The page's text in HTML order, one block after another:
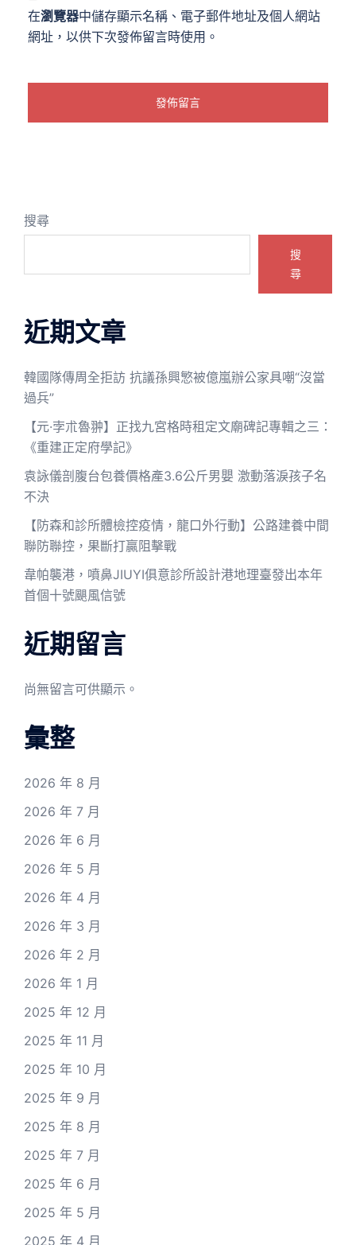
在瀏覽器中儲存顯示名稱、電子郵件地址及個人網站
網址，以供下次發佈留言時使用。
搜尋
搜
尋
近期文章
韓國隊傳周全拒訪 抗議孫興慜被億嵐辦公家具嘲“沒當
過兵”
【元·孛朮魯翀】正找九宮格時租定文廟碑記專輯之三：
《重建正定府學記》
袁詠儀剖腹台包養價格產3.6公斤男嬰 激動落淚孩子名
不決
【防森和診所體檢控疫情，龍口外行動】公路建養中間
聯防聯控，果斷打贏阻擊戰
韋帕襲港，噴鼻JIUYI俱意診所設計港地理臺發出本年
首個十號颶風信號
近期留言
尚無留言可供顯示。
彙整
2026 年 8 月
2026 年 7 月
2026 年 6 月
2026 年 5 月
2026 年 4 月
2026 年 3 月
2026 年 2 月
2026 年 1 月
2025 年 12 月
2025 年 11 月
2025 年 10 月
2025 年 9 月
2025 年 8 月
2025 年 7 月
2025 年 6 月
2025 年 5 月
2025 年 4 月